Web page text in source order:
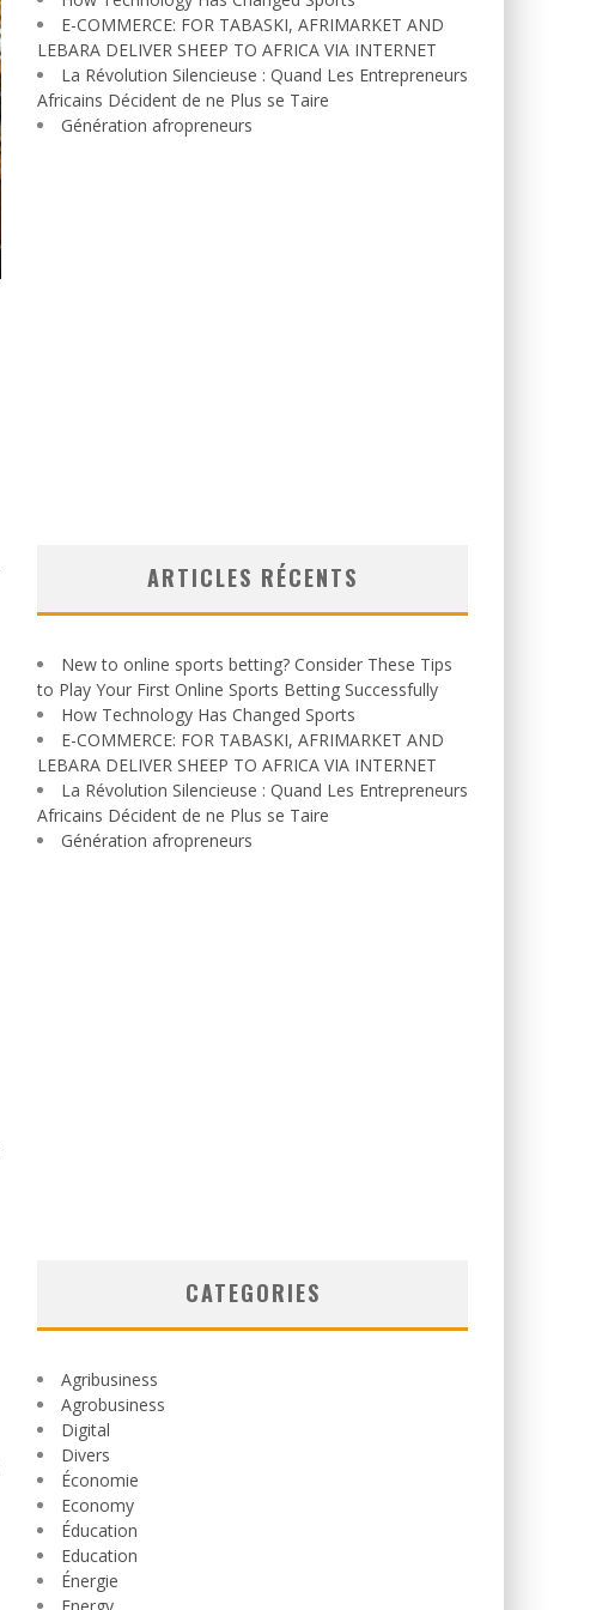
E-COMMERCE: FOR TABASKI, AFRIMARKET AND
LEBARA DELIVER SHEEP TO AFRICA VIA INTERNET
La Révolution Silencieuse : Quand Les Entrepreneurs
Africains Décident de ne Plus se Taire
Génération afropreneurs
ARTICLES RÉCENTS
New to online sports betting? Consider These Tips
to Play Your First Online Sports Betting Successfully
How Technology Has Changed Sports
E-COMMERCE: FOR TABASKI, AFRIMARKET AND
LEBARA DELIVER SHEEP TO AFRICA VIA INTERNET
La Révolution Silencieuse : Quand Les Entrepreneurs
Africains Décident de ne Plus se Taire
Génération afropreneurs
CATEGORIES
Agribusiness
Agrobusiness
Digital
Divers
Économie
Economy
Éducation
Education
Énergie